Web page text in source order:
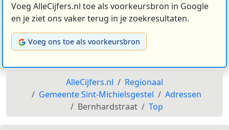
Voeg AlleCijfers.nl toe als voorkeursbron in Google
en je ziet ons vaker terug in je zoekresultaten.
Voeg ons toe als voorkeursbron
AlleCijfers.nl
Regionaal
Gemeente Sint-Michielsgestel
Adressen
Bernhardstraat
Top